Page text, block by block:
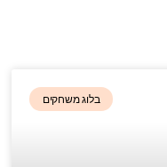
בלוג משחקים